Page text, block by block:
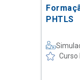
PHTLS
Curso